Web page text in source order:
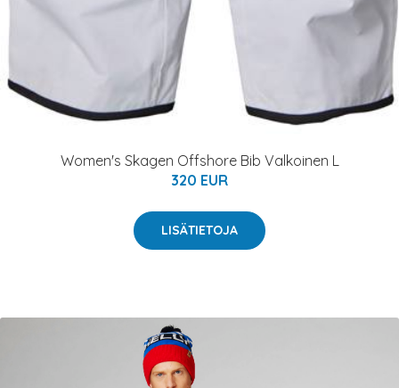
Women's Skagen Offshore Bib Valkoinen L
320 EUR
LISÄTIETOJA